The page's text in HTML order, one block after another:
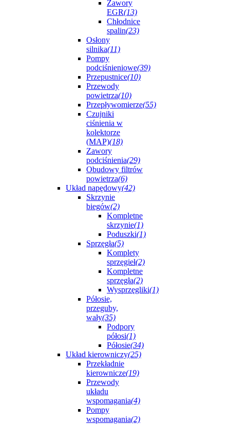
Zawory
EGR(13)
Chłodnice
spalin(23)
Osłony
silnika(11)
Pompy
podciśnieniowe(39)
Przepustnice(10)
Przewody
powietrza(10)
Przepływomierze(55)
Czujniki
ciśnienia w
kolektorze
(MAP)(18)
Zawory
podciśnienia(29)
Obudowy filtrów
powietrza(6)
Układ napędowy(42)
Skrzynie
biegów(2)
Kompletne
skrzynie(1)
Poduszki(1)
Sprzęgła(5)
Komplety
sprzęgieł(2)
Kompletne
sprzęgła(2)
Wysprzęgliki(1)
Półosie,
przeguby,
wały(35)
Podpory
półosi(1)
Półosie(34)
Układ kierowniczy(25)
Przekładnie
kierownicze(19)
Przewody
układu
wspomagania(4)
Pompy
wspomagania(2)